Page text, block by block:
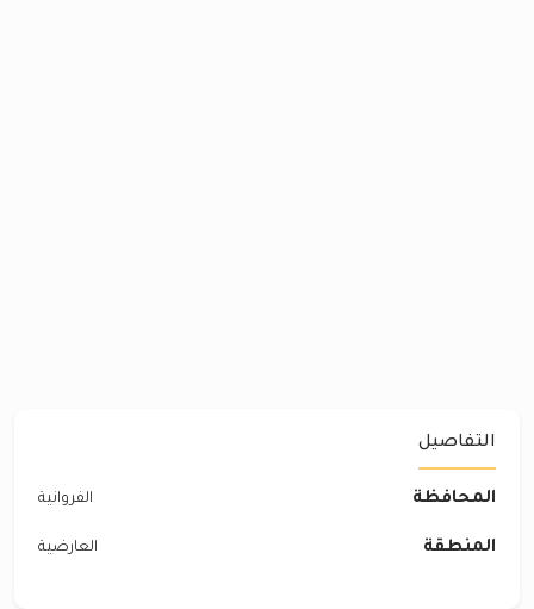
التفاصيل
المحافظة الفروانية
المنطقة العارضية